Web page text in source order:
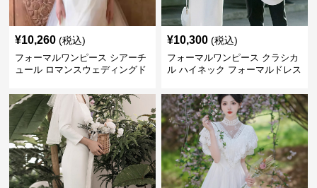
¥10,260 (税込)
フォーマルワンピース シアーチ
ュール ロマンスウェディングド
¥10,300 (税込)
フォーマルワンピース クラシカ
ル ハイネック フォーマルドレス